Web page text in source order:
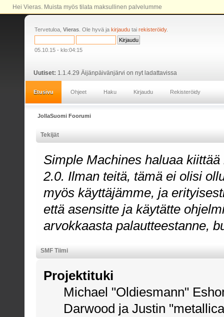
Hei Vieras. Muista myös tilata maksullinen palvelumme
Tervetuloa, Vieras. Ole hyvä ja kirjaudu tai rekisteröidy.
05.10.15 - klo:04:15
Uutiset: 1.1.4.29 Äijänpäivänjärvi on nyt ladattavissa
Etusivu Ohjeet Haku Kirjaudu Rekisteröidy
JollaSuomi Foorumi
Tekijät
Simple Machines haluaa
2.0. Ilman teitä, tämä ei olisi
myös käyttäjämme, ja
että asensitte ja käytätte
arvokkaasta palautteestanne,
SMF Tiimi
Projektituki
Michael "Oldiesmann"
Darwood ja Justin